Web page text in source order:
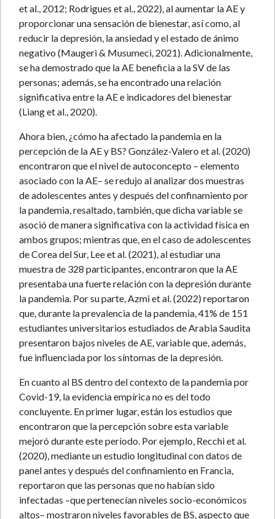
et al., 2012; Rodrigues et al., 2022), al aumentar la AE y
proporcionar una sensación de bienestar, así como, al
reducir la depresión, la ansiedad y el estado de ánimo
negativo (Maugeri & Musumeci, 2021). Adicionalmente,
se ha demostrado que la AE beneficia a la SV de las
personas; además, se ha encontrado una relación
significativa entre la AE e indicadores del bienestar
(Liang et al., 2020).
Ahora bien, ¿cómo ha afectado la pandemia en la
percepción de la AE y BS? González-Valero et al. (2020)
encontraron que el nivel de autoconcepto – elemento
asociado con la AE– se redujo al analizar dos muestras
de adolescentes antes y después del confinamiento por
la pandemia, resaltado, también, que dicha variable se
asoció de manera significativa con la actividad física en
ambos grupos; mientras que, en el caso de adolescentes
de Corea del Sur, Lee et al. (2021), al estudiar una
muestra de 328 participantes, encontraron que la AE
presentaba una fuerte relación con la depresión durante
la pandemia. Por su parte, Azmi et al. (2022) reportaron
que, durante la prevalencia de la pandemia, 41% de 151
estudiantes universitarios estudiados de Arabia Saudita
presentaron bajos niveles de AE, variable que, además,
fue influenciada por los síntomas de la depresión.
En cuanto al BS dentro del contexto de la pandemia por
Covid-19, la evidencia empírica no es del todo
concluyente. En primer lugar, están los estudios que
encontraron que la percepción sobre esta variable
mejoró durante este período. Por ejemplo, Recchi et al.
(2020), mediante un estudio longitudinal con datos de
panel antes y después del confinamiento en Francia,
reportaron que las personas que no habían sido
infectadas –que pertenecían niveles socio-económicos
altos– mostraron niveles favorables de BS, aspecto que